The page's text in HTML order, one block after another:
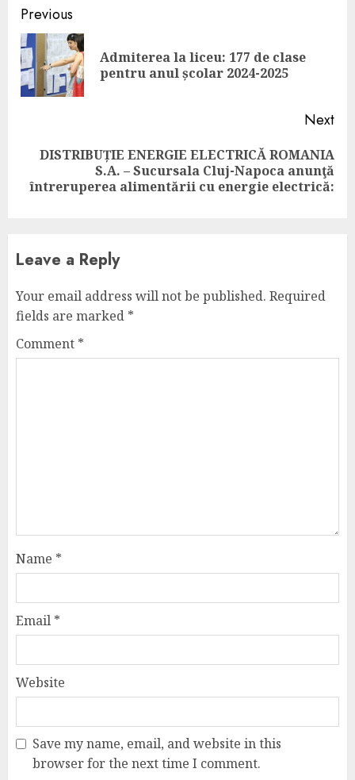
Continue
Reading
Previous
Admiterea la liceu: 177 de clase
pentru anul școlar 2024-2025
Next
Next
post:
DISTRIBUȚIE ENERGIE ELECTRICĂ ROMANIA
S.A. – Sucursala Cluj-Napoca anunţă
întreruperea alimentării cu energie electrică:
Leave a Reply
Your email address will not be published. Required
fields are marked *
Comment *
Name *
Email *
Website
Save my name, email, and website in this
browser for the next time I comment.